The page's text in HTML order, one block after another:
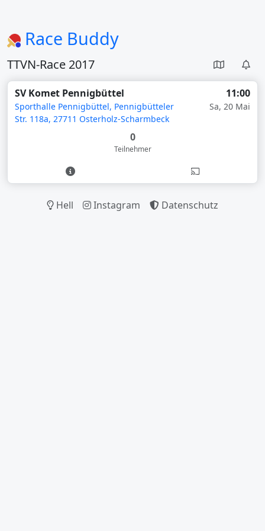
Race Buddy
TTVN-Race 2017
SV Komet Pennigbüttel
Sporthalle Pennigbüttel, Pennigbütteler
Str. 118a, 27711 Osterholz-Scharmbeck
11:00
Sa, 20 Mai
0
Teilnehmer
Hell Instagram Datenschutz